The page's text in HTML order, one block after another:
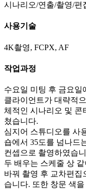
시나리오/연출/촬영/편
사용기술
4K촬영, FCPX, AF
작업과정
수요일 미팅 후 금요일
클라이언트가 대략적
체적인 시나리오 및 콘
쳤습니다.
심지어 스튜디오를 사
숍에서 35도를 넘나드
컨셉으로 촬영하였습
두 배우는 스케줄 상
바꿔 촬영 후 교차편집
습니다. 또한 창문 색